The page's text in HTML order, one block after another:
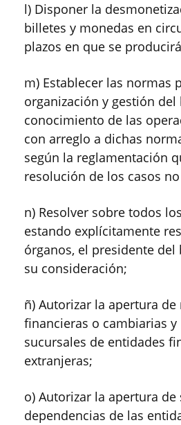
l) Disponer la
billetes y monedas en
plazos en que se
m) Establecer las normas
organización y gestión
conocimiento de las
con arreglo a dichas
según la reglamentación
resolución de los casos
n) Resolver sobre todos
estando explícitamente
órganos, el presidente del
su consideración;
ñ) Autorizar la apertura
financieras o cambiarias
sucursales de entidades
extranjeras;
o) Autorizar la apertura
dependencias de las